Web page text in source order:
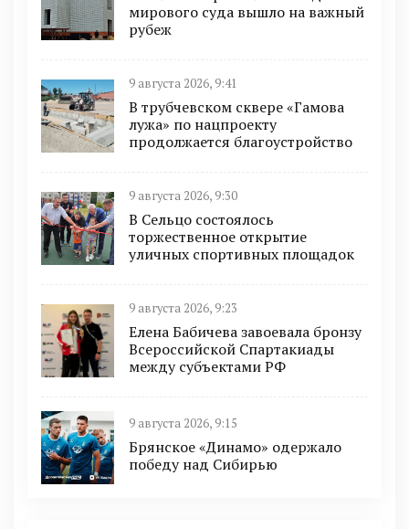
мирового суда вышло на важный
рубеж
9 августа 2026, 9:41
В трубчевском сквере «Гамова
лужа» по нацпроекту
продолжается благоустройство
9 августа 2026, 9:30
В Сельцо состоялось
торжественное открытие
уличных спортивных площадок
9 августа 2026, 9:23
Елена Бабичева завоевала бронзу
Всероссийской Спартакиады
между субъектами РФ
9 августа 2026, 9:15
Брянское «Динамо» одержало
победу над Сибирью